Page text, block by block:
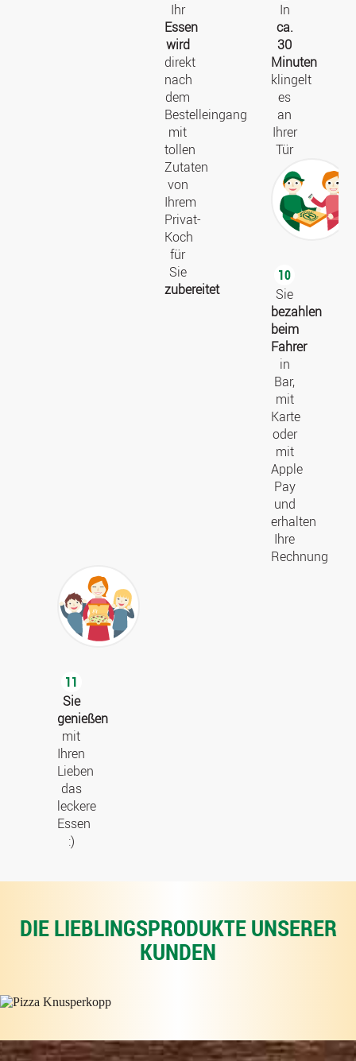
Ihr
Essen
wird
direkt
nach
dem
Bestelleingang
mit
tollen
Zutaten
von
Ihrem
Privat-
Koch
für
Sie
zubereitet
In
ca.
30
Minuten
klingelt
es
an
Ihrer
Tür
10
Sie
bezahlen
beim
Fahrer
in
Bar,
mit
Karte
oder
mit
Apple
Pay
und
erhalten
Ihre
Rechnung
11
Sie
genießen
mit
Ihren
Lieben
das
leckere
Essen
:)
DIE LIEBLINGSPRODUKTE UNSERER
KUNDEN